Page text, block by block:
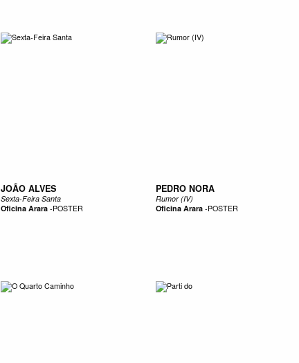
JOÃO ALVES
Sexta-Feira Santa
Oficina Arara-POSTER
PEDRO NORA
Rumor (IV)
Oficina Arara-POSTER